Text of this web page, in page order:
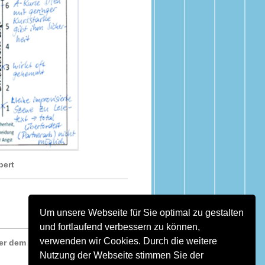
Um unsere Webseite für Sie optimal zu gestalten
und fortlaufend verbessern zu können,
verwenden wir Cookies. Durch die weitere
Nutzung der Webseite stimmen Sie der
dem Menüpunkt